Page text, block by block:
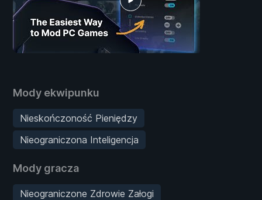
Mody ekwipunku
Nieskończoność Pieniędzy
Nieograniczona Inteligencja
Mody gracza
Nieograniczone Zdrowie Załogi